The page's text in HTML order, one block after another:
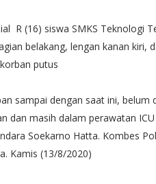
R (16) siswa SMKS Teknologi
belakang, lengan kanan kiri,
putus
sampai dengan saat ini,
dan masih dalam perawatan
Soekarno Hatta. Kombes
Kamis (13/8/2020)